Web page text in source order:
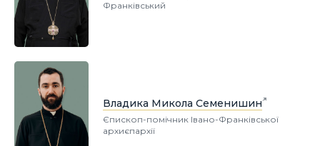
Франківський
Владика Микола Семенишин
Єпископ-помічник Івано-Франківської
архиєпархії